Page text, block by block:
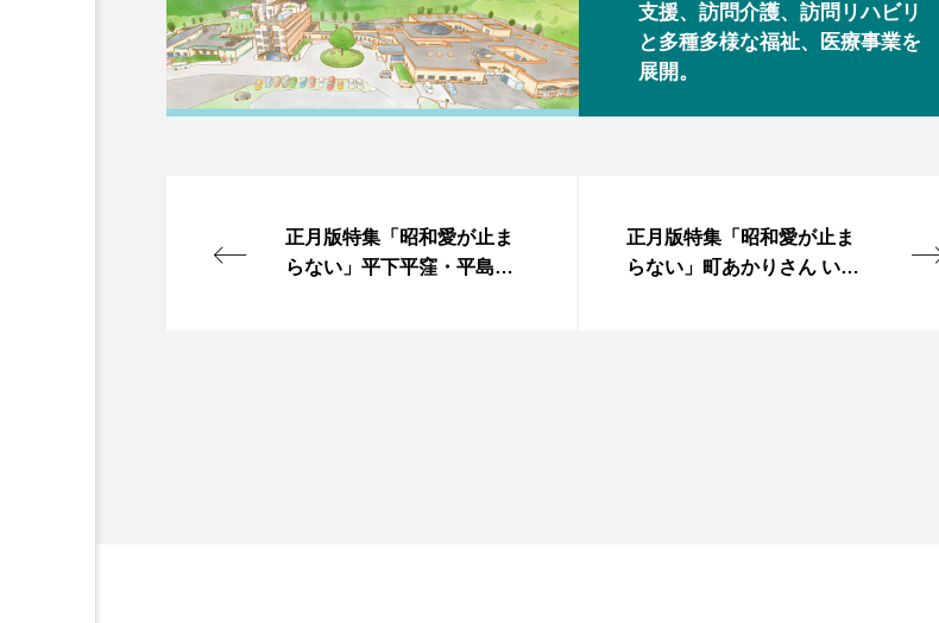
支援、訪問介護、訪問リハビリ
と多種多様な福祉、医療事業を
展開。
正月版特集「昭和愛が止ま
らない」平下平窪・平島さ
正月版特集「昭和愛が止ま
らない」町あかりさん いわ